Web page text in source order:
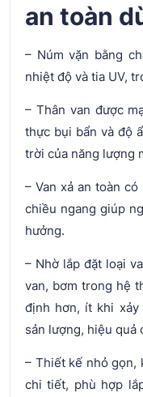
an toàn
– Núm vặn bằng
nhiệt độ và tia UV,
– Thân van được
thực bụi bẩn và độ
trời của năng lượng
– Van xả an toàn
chiều ngang giúp
hưởng.
– Nhờ lắp đặt loại
van, bơm trong hệ
định hơn, ít khi
sản lượng, hiệu quả
– Thiết kế nhỏ gọn,
chi tiết, phù hợp